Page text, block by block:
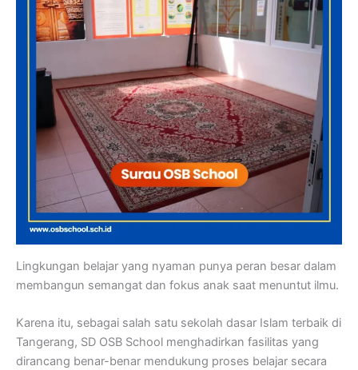
Lingkungan belajar yang nyaman punya peran besar dalam
membangun semangat dan fokus anak saat menuntut ilmu.
Karena itu, sebagai salah satu sekolah dasar Islam terbaik di
Tangerang, SD OSB School menghadirkan fasilitas yang
dirancang benar-benar mendukung proses belajar secara